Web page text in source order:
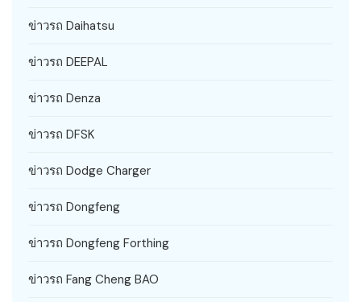
ข่าวรถ Daihatsu
ข่าวรถ DEEPAL
ข่าวรถ Denza
ข่าวรถ DFSK
ข่าวรถ Dodge Charger
ข่าวรถ Dongfeng
ข่าวรถ Dongfeng Forthing
ข่าวรถ Fang Cheng BAO